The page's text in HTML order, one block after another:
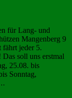
für Lang- und
Mangenberg 9
fährt jeder 5.
soll uns erstmal
25.08. bis
Sonntag,